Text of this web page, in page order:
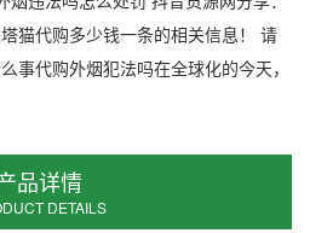
猫代购多少钱一条的相关信息！ 请
事代购外烟犯法吗在全球化的今天，
品详情
DETAILS